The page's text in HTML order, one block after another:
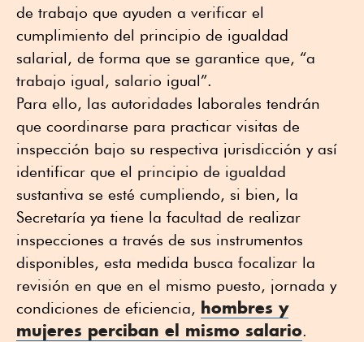
de trabajo que ayuden a verificar el
cumplimiento del principio de igualdad
salarial, de forma que se garantice que, “a
trabajo igual, salario igual”.
Para ello, las autoridades laborales tendrán
que coordinarse para practicar visitas de
inspección bajo su respectiva jurisdicción y así
identificar que el principio de igualdad
sustantiva se esté cumpliendo, si bien, la
Secretaría ya tiene la facultad de realizar
inspecciones a través de sus instrumentos
disponibles, esta medida busca focalizar la
revisión en que en el mismo puesto, jornada y
condiciones de eficiencia, hombres y
mujeres perciban el mismo salario.